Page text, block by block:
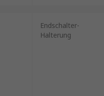
Endschalter-
Halterung